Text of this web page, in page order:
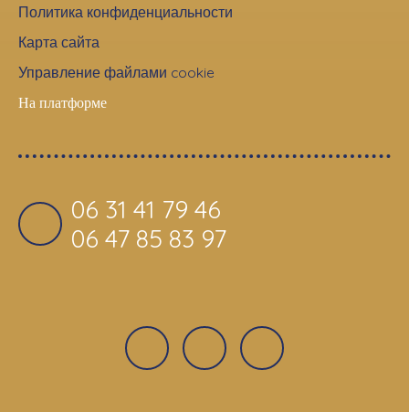
Политика конфиденциальности
Карта сайта
Управление файлами cookie
На платформе
06 31 41 79 46
06 47 85 83 97